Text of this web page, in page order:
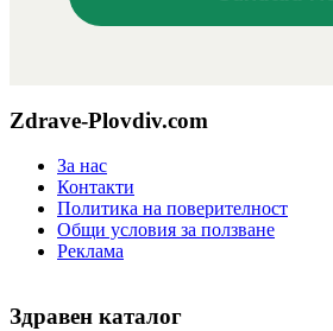
Zdrave-Plovdiv.com
За нас
Контакти
Политика на поверителност
Общи условия за ползване
Реклама
Здравен каталог